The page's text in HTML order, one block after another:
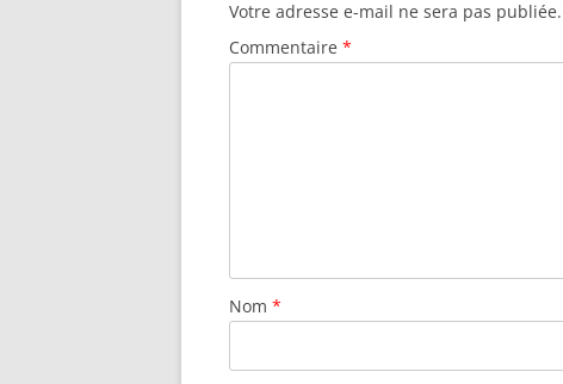
Votre adresse e-mail ne sera pas publiée.
Commentaire *
Nom *